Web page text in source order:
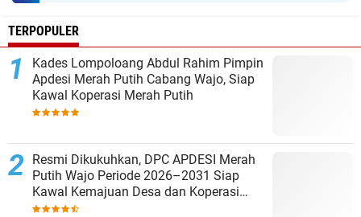
TERPOPULER
Kades Lompoloang Abdul Rahim Pimpin
Apdesi Merah Putih Cabang Wajo, Siap
Kawal Koperasi Merah Putih
Resmi Dikukuhkan, DPC APDESI Merah
Putih Wajo Periode 2026–2031 Siap
Kawal Kemajuan Desa dan Koperasi
Merah Putih